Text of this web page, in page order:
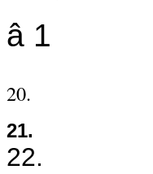
â 1
20.
21.
22.